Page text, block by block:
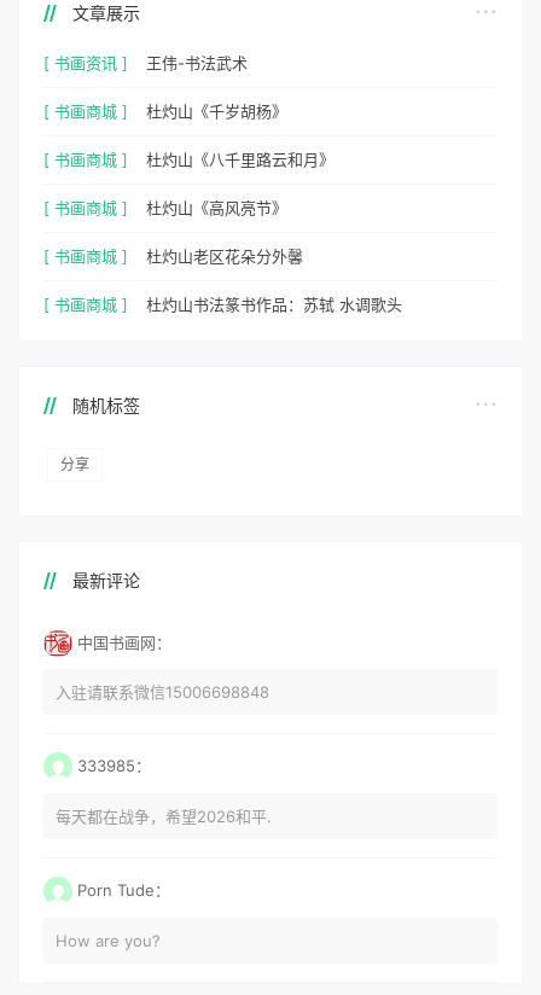
文章展示
[ 书画资讯 ] 王伟-书法武术
[ 书画商城 ] 杜灼山《千岁胡杨》
[ 书画商城 ] 杜灼山《八千里路云和月》
[ 书画商城 ] 杜灼山《高风亮节》
[ 书画商城 ] 杜灼山老区花朵分外馨
[ 书画商城 ] 杜灼山书法篆书作品：苏轼 水调歌头
随机标签
分享
最新评论
中国书画网：
入驻请联系微信15006698848
333985：
每天都在战争，希望2026和平.
Porn Tude：
How are you?